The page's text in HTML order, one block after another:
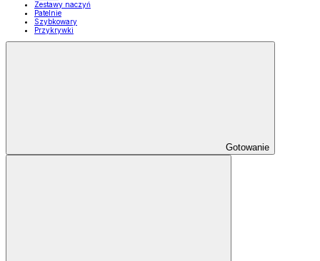
Zestawy naczyń
Patelnie
Szybkowary
Przykrywki
Gotowanie